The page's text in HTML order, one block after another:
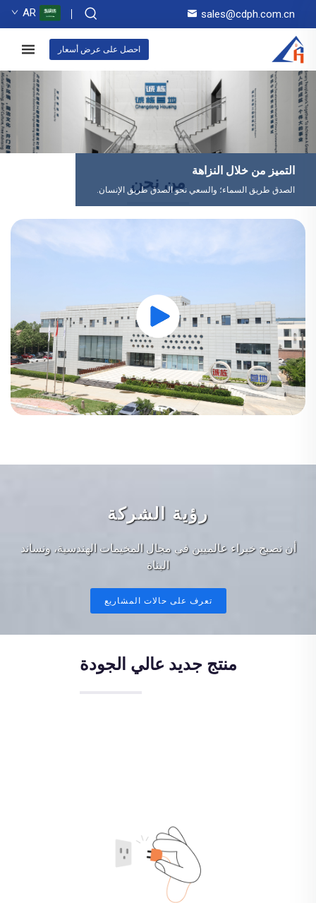
sales@cdph.com.cn
AR
احصل على عرض أسعار
التميز من خلال النزاهة
الصدق طريق السماء؛ والسعي نحو الصدق طريق الإنسان.
من نحن
رؤية الشركة
أن نصبح خبراء عالميين في مجال المخيمات الهندسية، ونساند
البناة
تعرف على حالات المشاريع
منتج جديد عالي الجودة